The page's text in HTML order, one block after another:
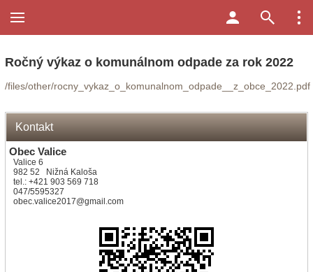
Kontakt
Obec Valice
Valice 6
982 52 Nižná Kaloša
tel.: +421 903 569 718
047/5595327
obec.valice2017@gmail.com
Ročný výkaz o komunálnom odpade za rok 2022
/files/other/rocny_vykaz_o_komunalnom_odpade__z_obce_2022.pdf